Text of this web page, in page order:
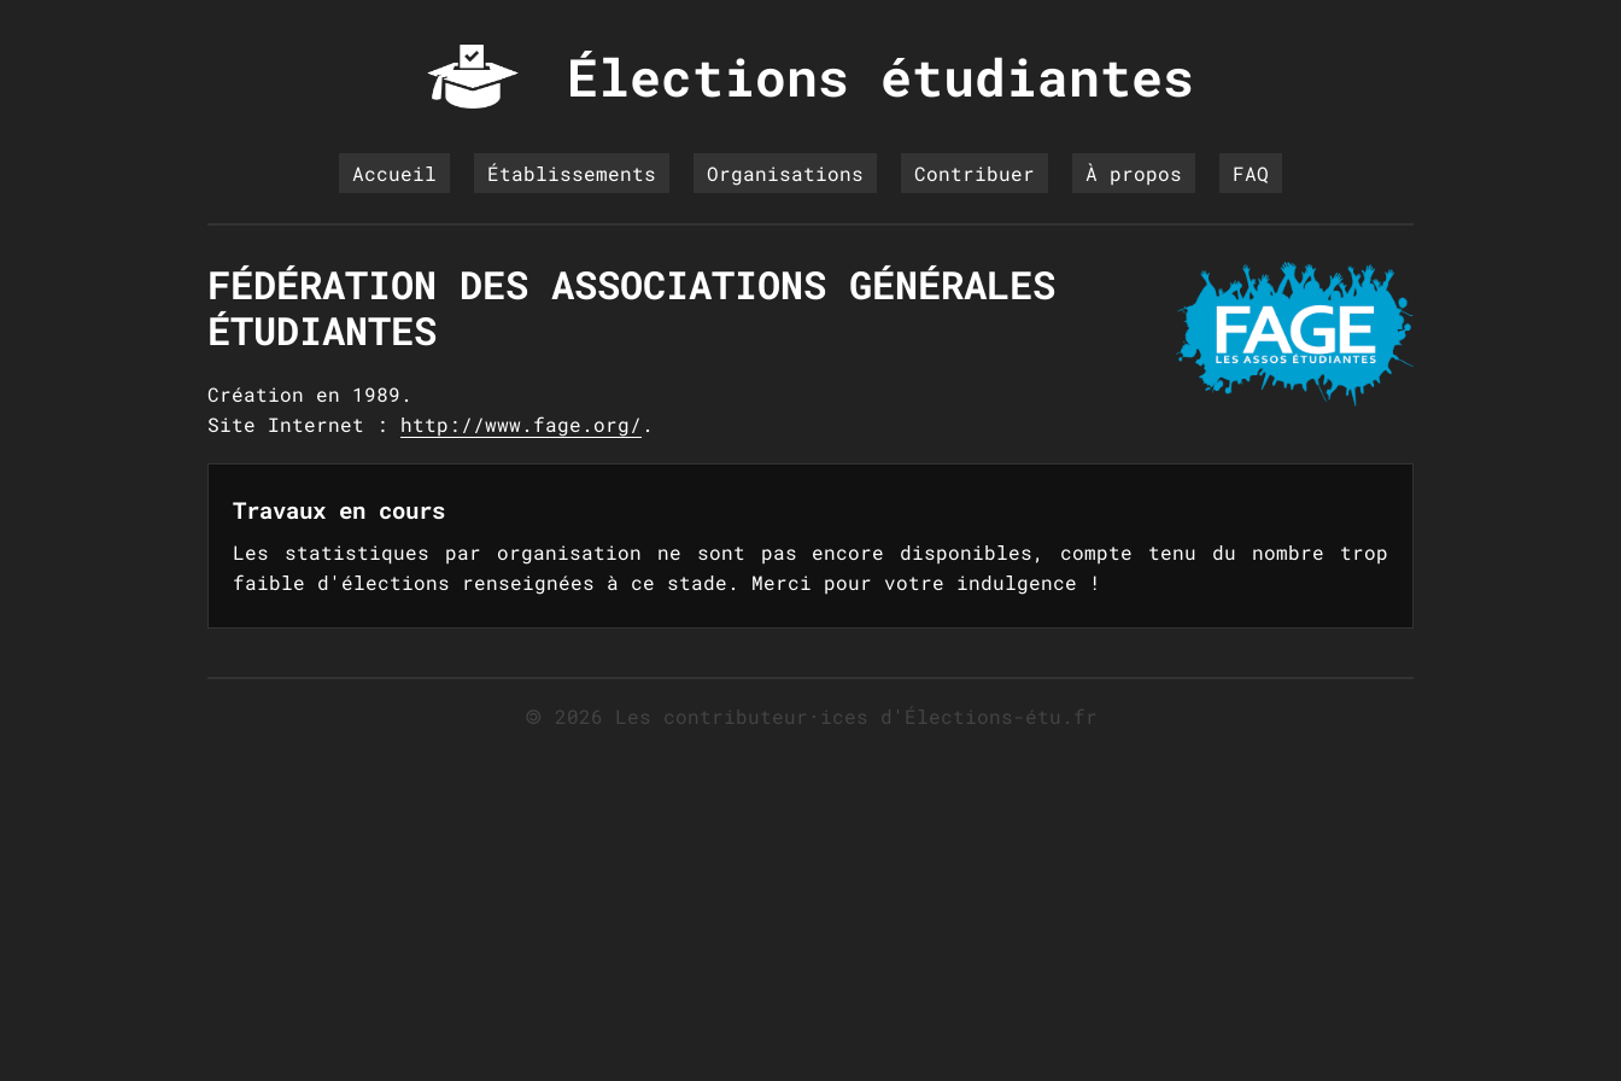
Élections étudiantes
Accueil Établissements Organisations Contribuer À propos FAQ
FÉDÉRATION DES ASSOCIATIONS GÉNÉRALES
ÉTUDIANTES
Création en 1989.
Site Internet : http://www.fage.org/ .
Travaux en cours
Les statistiques par organisation ne sont pas encore disponibles, compte tenu du nombre trop
faible d'élections renseignées à ce stade. Merci pour votre indulgence !
🄯 2026 Les contributeur⋅ices d'Élections-étu.fr